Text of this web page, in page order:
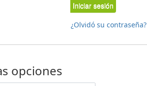
Iniciar sesión
¿Olvidó su contraseña?
opciones